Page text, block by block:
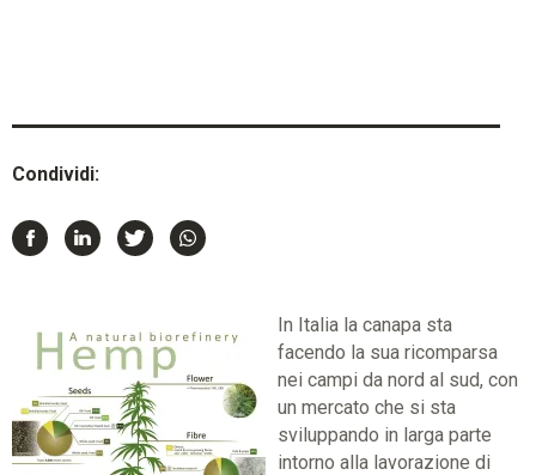
Condividi:
In Italia la canapa sta
facendo la sua ricomparsa
nei campi da nord al sud, con
un mercato che si sta
sviluppando in larga parte
intorno alla lavorazione di